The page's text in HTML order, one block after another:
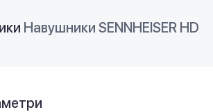
Навушники SENNHEISER HD